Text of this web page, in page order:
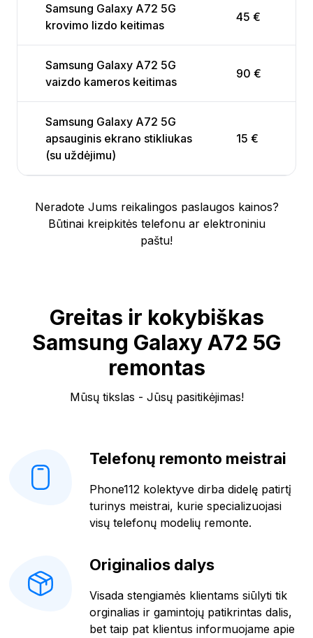
Samsung Galaxy A72 5G
krovimo lizdo keitimas
45 €
Samsung Galaxy A72 5G
vaizdo kameros keitimas
90 €
Samsung Galaxy A72 5G
apsauginis ekrano stikliukas
(su uždėjimu)
15 €
Neradote Jums reikalingos paslaugos kainos?
Būtinai kreipkitės telefonu ar elektroniniu
paštu!
Greitas ir kokybiškas
Samsung Galaxy A72 5G
remontas
Mūsų tikslas - Jūsų pasitikėjimas!
Telefonų remonto meistrai
Phone112 kolektyve dirba didelę patirtį
turinys meistrai, kurie specializuojasi
visų telefonų modelių remonte.
Originalios dalys
Visada stengiamės klientams siūlyti tik
orginalias ir gamintojų patikrintas dalis,
bet taip pat klientus informuojame apie